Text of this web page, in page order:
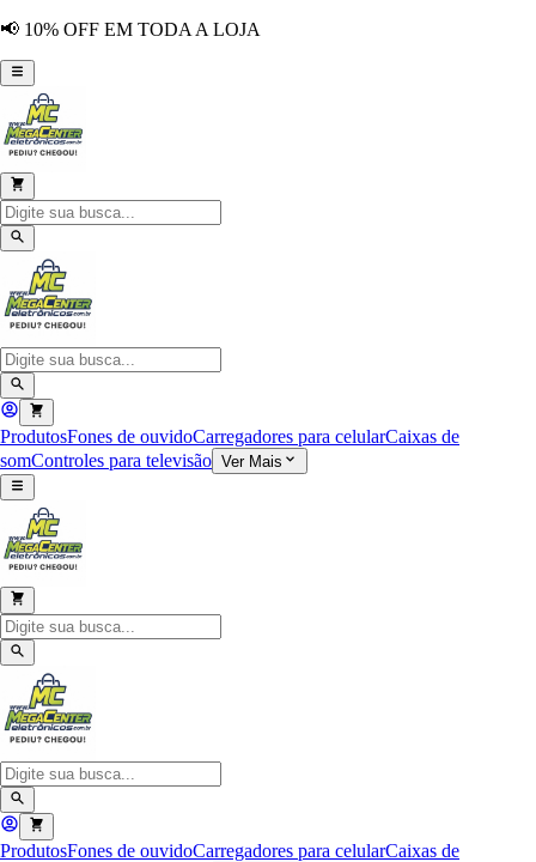
📢 10% OFF EM TODA A LOJA
ProdutosFones de ouvidoCarregadores para celularCaixas de
somControles para televisão Ver Mais
ProdutosFones de ouvidoCarregadores para celularCaixas de